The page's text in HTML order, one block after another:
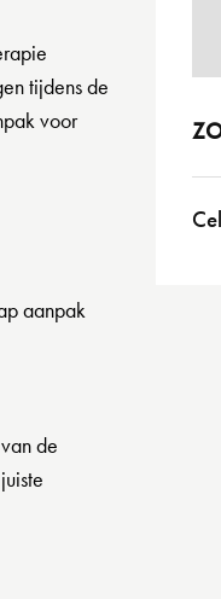
tijdens de
voor
aanpak
de